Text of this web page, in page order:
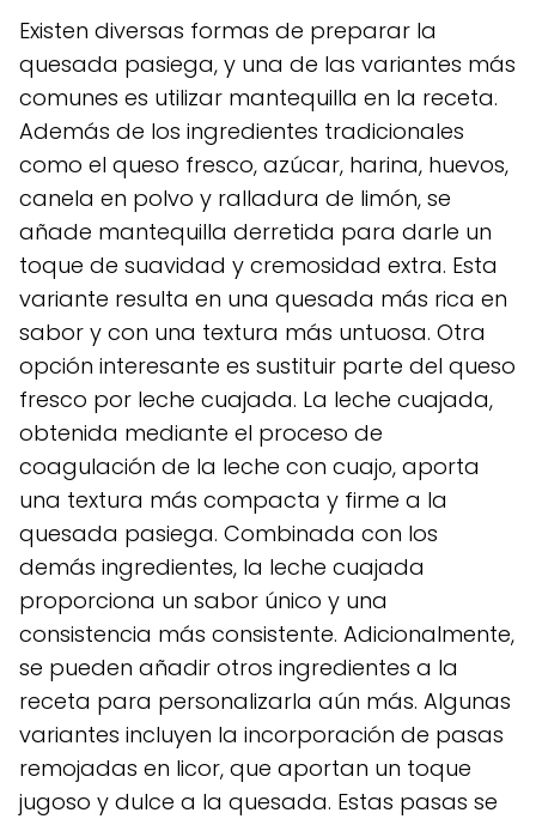
Existen diversas formas de preparar la
quesada pasiega, y una de las variantes más
comunes es utilizar mantequilla en la receta.
Además de los ingredientes tradicionales
como el queso fresco, azúcar, harina, huevos,
canela en polvo y ralladura de limón, se
añade mantequilla derretida para darle un
toque de suavidad y cremosidad extra. Esta
variante resulta en una quesada más rica en
sabor y con una textura más untuosa. Otra
opción interesante es sustituir parte del queso
fresco por leche cuajada. La leche cuajada,
obtenida mediante el proceso de
coagulación de la leche con cuajo, aporta
una textura más compacta y firme a la
quesada pasiega. Combinada con los
demás ingredientes, la leche cuajada
proporciona un sabor único y una
consistencia más consistente. Adicionalmente,
se pueden añadir otros ingredientes a la
receta para personalizarla aún más. Algunas
variantes incluyen la incorporación de pasas
remojadas en licor, que aportan un toque
jugoso y dulce a la quesada. Estas pasas se